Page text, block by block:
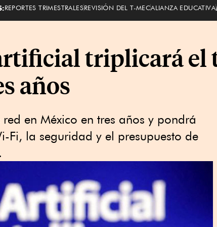
REPORTES TRIMESTRALESREVISIÓN DEL T-MECALIANZA EDUCATIVA
triplicará el
años
en México en tres años y pondrá
la seguridad y el presupuesto de